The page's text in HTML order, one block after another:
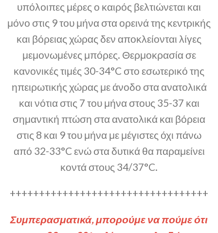
υπόλοιπες μέρες ο καιρός βελτιώνεται και
μόνο στις 9 του μήνα στα ορεινά της κεντρικής
και βόρειας χώρας δεν αποκλείονται λίγες
μεμονωμένες μπόρες. Θερμοκρασία σε
κανονικές τιμές 30-34°C στο εσωτερικό της
ηπειρωτικής χώρας με άνοδο στα ανατολικά
και νότια στις 7 του μήνα στους 35-37 και
σημαντική πτώση στα ανατολικά και βόρεια
στις 8 και 9 του μήνα με μέγιστες όχι πάνω
από 32-33°C ενώ στα δυτικά θα παραμείνει
κοντά στους 34/37°C.
++++++++++++++++++++++++++++++++++
Συμπερασματικά, μπορούμε να πούμε ότι